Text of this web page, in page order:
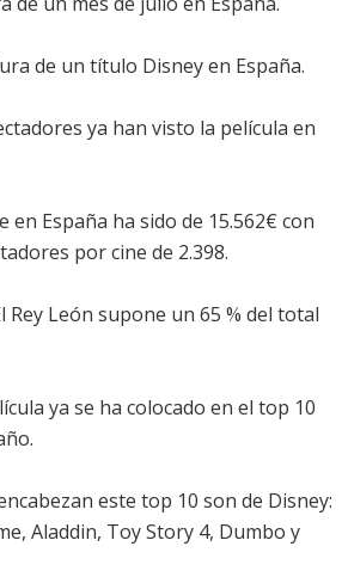
de un título Disney en España.
ya han visto la película en
en España ha sido de 15.562€ con
por cine de 2.398.
Rey León supone un 65 % del total
ya se ha colocado en el top 10
este top 10 son de Disney:
Aladdin, Toy Story 4, Dumbo y